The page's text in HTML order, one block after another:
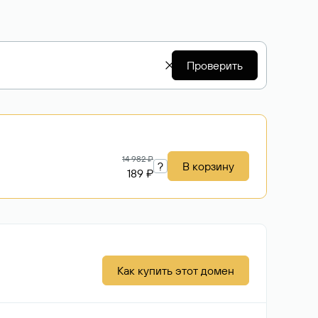
Проверить
14 982 ₽
189 ₽ ? В корзину
Как купить этот домен